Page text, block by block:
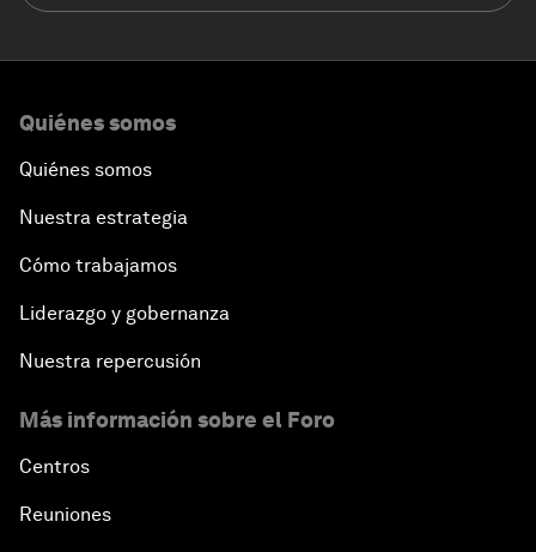
Quiénes somos
Quiénes somos
Nuestra estrategia
Cómo trabajamos
Liderazgo y gobernanza
Nuestra repercusión
Más información sobre el Foro
Centros
Reuniones